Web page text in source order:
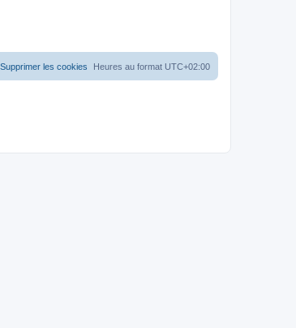
Heures au format UTC+02:00
Supprimer les cookies